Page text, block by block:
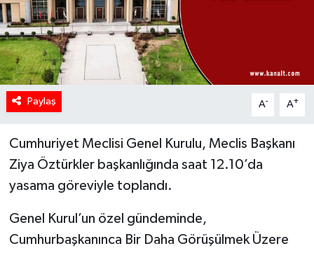
Paylaş A- A+
Cumhuriyet Meclisi Genel Kurulu, Meclis Başkanı
Ziya Öztürkler başkanlığında saat 12.10’da
yasama göreviyle toplandı.
Genel Kurul’un özel gündeminde,
Cumhurbaşkanınca Bir Daha Görüşülmek Üzere